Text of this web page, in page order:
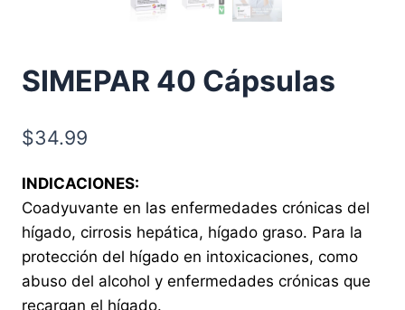
SIMEPAR 40 Cápsulas
$34.99
INDICACIONES:
Coadyuvante en las enfermedades crónicas del
hígado, cirrosis hepática, hígado graso. Para la
protección del hígado en intoxicaciones, como
abuso del alcohol y enfermedades crónicas que
recargan el hígado.